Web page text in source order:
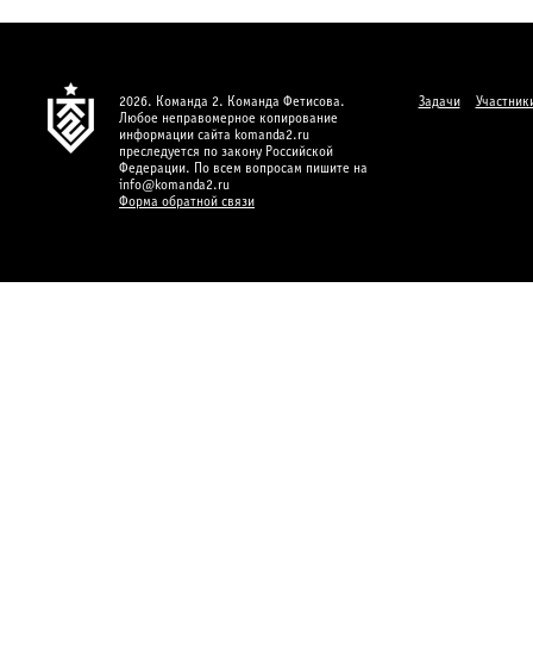
2026. Команда 2. Команда Фетисова.
Любое неправомерное копирование
информации сайта komanda2.ru
преследуется по закону Российской
Федерации. По всем вопросам пишите на
info@komanda2.ru
Форма обратной связи
Задачи